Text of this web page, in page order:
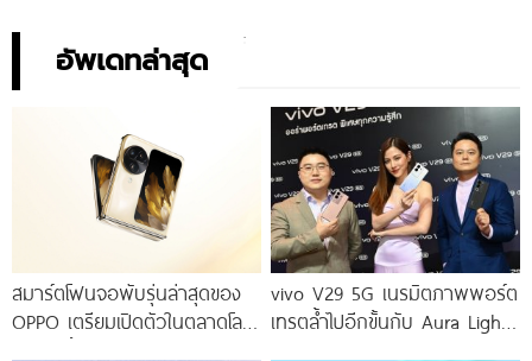
อัพเดทล่าสุด
สมาร์ตโฟนจอพับรุ่นล่าสุดของ
OPPO เตรียมเปิดตัวในตลาดโลก
vivo V29 5G เนรมิตภาพพอร์ต
เทรตล้ำไปอีกขั้นกับ Aura Light